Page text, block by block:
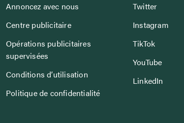
Annoncez avec nous
Centre publicitaire
Opérations publicitaires
supervisées
Conditions d’utilisation
Politique de confidentialité
Twitter
Instagram
TikTok
YouTube
LinkedIn